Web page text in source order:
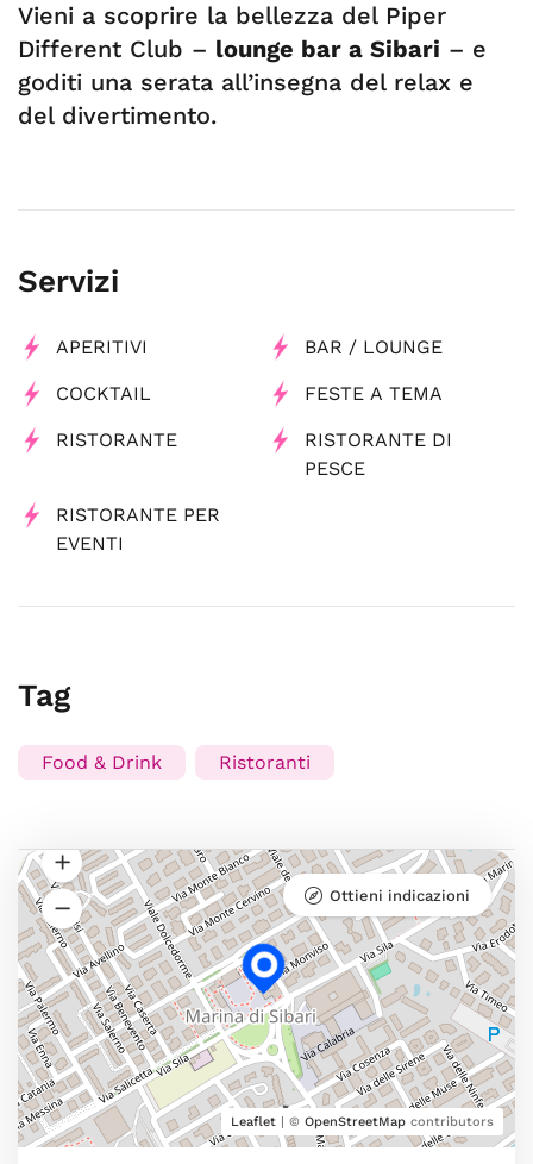
Vieni a scoprire la bellezza del Piper
Different Club – lounge bar a Sibari – e
goditi una serata all’insegna del relax e
del divertimento.
Servizi
APERITIVI BAR / LOUNGE
COCKTAIL FESTE A TEMA
RISTORANTE
RISTORANTE DI
PESCE
RISTORANTE PER
EVENTI
Tag
Food & Drink Ristoranti
Leaflet | © OpenStreetMap contributors
Ottieni indicazioni